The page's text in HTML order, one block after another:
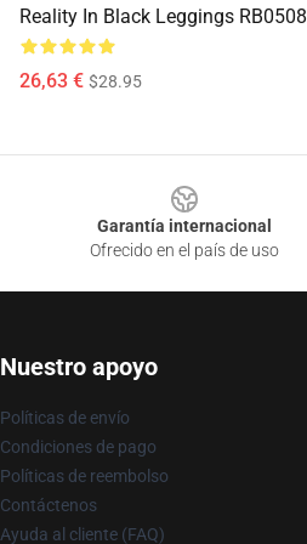
Reality In Black Leggings RB0508
26,63 € $28.95
Garantía internacional
Ofrecido en el país de uso
Nuestro apoyo
Políticas de envío
Condiciones de pago
Políticas de reembolso
Contáctenos
Ayuda al cliente (FAQ)